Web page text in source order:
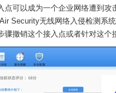
点可以成为一个企业网络遭到攻
Security无线网络入侵检测系
骤撤销这个接入点或者针对这个